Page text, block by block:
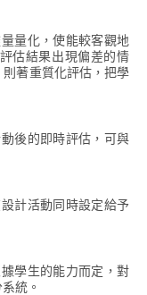
量化，使能較客觀地
估結果出現偏差的情
著重質化評估，把學
後的即時評估，可與
計活動同時設定給予
學生的能力而定，對
統。